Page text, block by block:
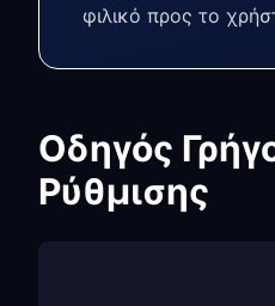
φιλικό προς το
Οδηγός
Ρύθμισης